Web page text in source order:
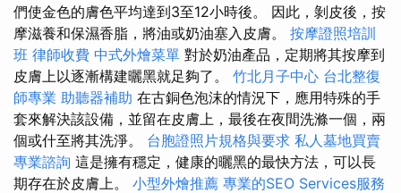
們使金色的膚色平均達到3至12小時後。 因此，剝皮後，按
摩滋養和保濕香脂，將油或奶油塞入皮膚。 按摩證照培訓
班 律師收費 中式外燴菜單 對於奶油產品，定期將其按摩到
皮膚上以逐漸構建曬黑就足夠了。 竹北月子中心 台北整復
師專業 助聽器補助 在古銅色泡沫的情況下，應用特殊的手
套來解決該設備，並留在皮膚上，最後在夜間洗滌一個，兩
個或什至將其洗淨。 台胞證照片規格與要求 私人墓地買賣
專業諮詢 這是擁有穩定，健康的曬黑的最快方法，可以長
期存在於皮膚上。 小型外燴推薦 專業的SEO Services服務